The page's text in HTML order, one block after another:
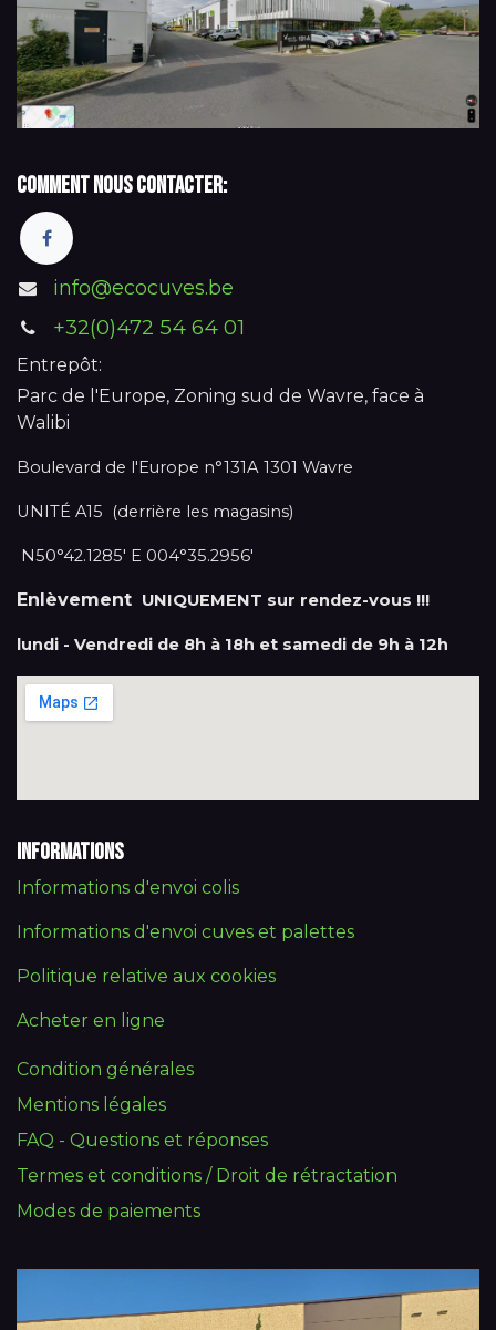
Comment nous contacter:
info@ecocuves.be
+32(0)472 54 64 01
Entrepôt:
Parc de l'Europe, Zoning sud de Wavre, face à
Walibi
Boulevard de l'Europe n°131A 1301 Wavre
UNITÉ A15 (derrière les magasins)
N50°42.1285' E 004°35.2956'
Enlèvement UNIQUEMENT sur rendez-vous !!!
lundi - Vendredi de 8h à 18h et samedi de 9h à 12h
Informations
Informations d'envoi colis
Informations d'envoi cuves et palettes
Politique relative aux cookies
Acheter en ligne
Condition générales
Mentions légales
FAQ - Questions et réponses
Termes et conditions / Droit de rétractation
Modes de paiements